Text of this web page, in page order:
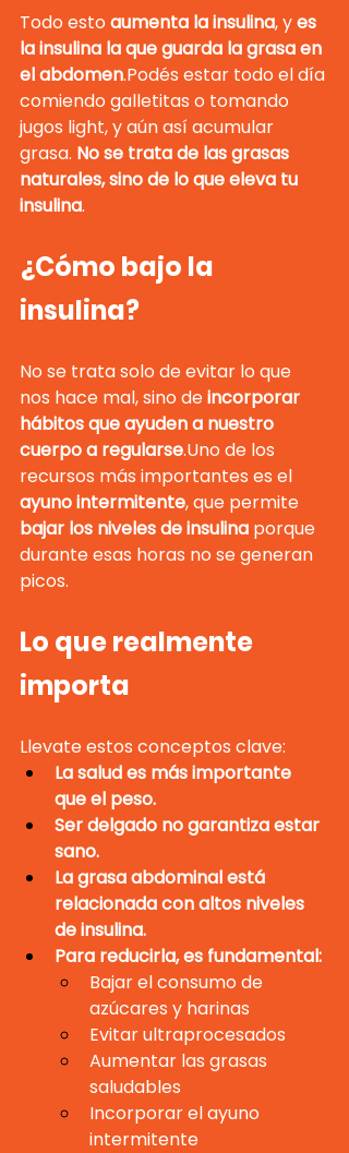
Todo esto aumenta la insulina, y es
la insulina la que guarda la grasa en
el abdomen.Podés estar todo el día
comiendo galletitas o tomando
jugos light, y aún así acumular
grasa. No se trata de las grasas
naturales, sino de lo que eleva tu
insulina.
¿Cómo bajo la
insulina?
No se trata solo de evitar lo que
nos hace mal, sino de incorporar
hábitos que ayuden a nuestro
cuerpo a regularse.Uno de los
recursos más importantes es el
ayuno intermitente, que permite
bajar los niveles de insulina porque
durante esas horas no se generan
picos.
Lo que realmente
importa
Llevate estos conceptos clave:
La salud es más importante
que el peso.
Ser delgado no garantiza estar
sano.
La grasa abdominal está
relacionada con altos niveles
de insulina.
Para reducirla, es fundamental:
Bajar el consumo de
azúcares y harinas
Evitar ultraprocesados
Aumentar las grasas
saludables
Incorporar el ayuno
intermitente